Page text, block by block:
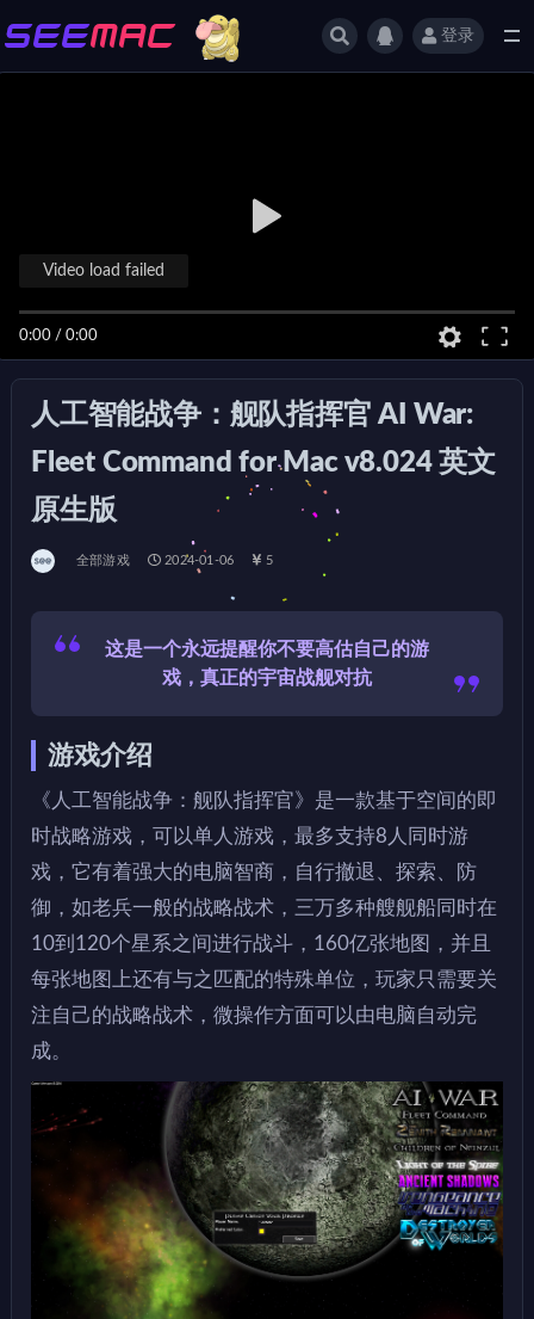
登录
0:00 / 0:00
Video load failed
人工智能战争：舰队指挥官 AI War:
Fleet Command for Mac v8.024 英文
原生版
全部游戏 2024-01-06 5
这是一个永远提醒你不要高估自己的游
戏，真正的宇宙战舰对抗
游戏介绍
《人工智能战争：舰队指挥官》是一款基于空间的即
时战略游戏，可以单人游戏，最多支持8人同时游
戏，它有着强大的电脑智商，自行撤退、探索、防
御，如老兵一般的战略战术，三万多种艘舰船同时在
10到120个星系之间进行战斗，160亿张地图，并且
每张地图上还有与之匹配的特殊单位，玩家只需要关
注自己的战略战术，微操作方面可以由电脑自动完
成。